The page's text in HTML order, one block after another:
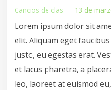
Cancios de clas – 13 de
Lorem ipsum dolor sit
elit. Aliquam eget
justo, eu egestas erat.
et lacus pharetra, a
leo, laoreet at euismod